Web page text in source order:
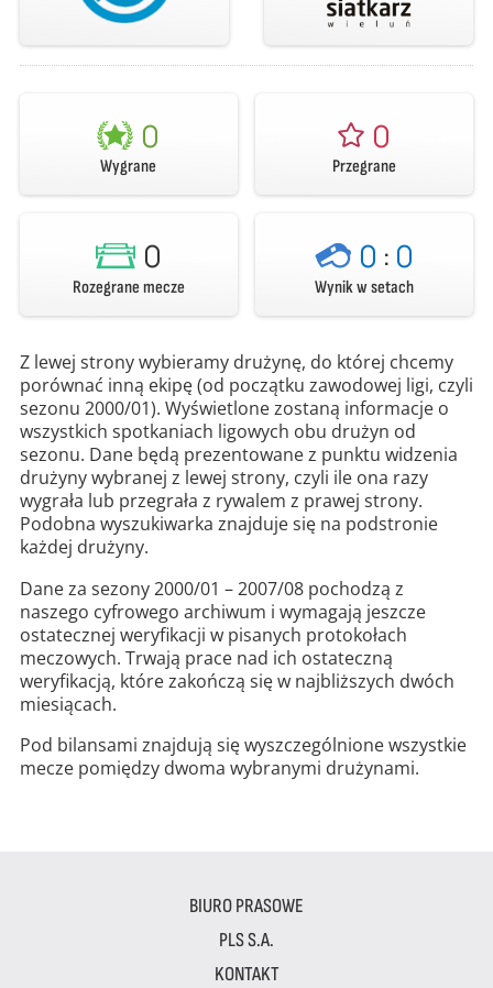
0
Wygrane
0
Przegrane
0
Rozegrane mecze
0 : 0
Wynik w setach
Z lewej strony wybieramy drużynę, do której chcemy
porównać inną ekipę (od początku zawodowej ligi, czyli
sezonu 2000/01). Wyświetlone zostaną informacje o
wszystkich spotkaniach ligowych obu drużyn od
sezonu. Dane będą prezentowane z punktu widzenia
drużyny wybranej z lewej strony, czyli ile ona razy
wygrała lub przegrała z rywalem z prawej strony.
Podobna wyszukiwarka znajduje się na podstronie
każdej drużyny.
Dane za sezony 2000/01 – 2007/08 pochodzą z
naszego cyfrowego archiwum i wymagają jeszcze
ostatecznej weryfikacji w pisanych protokołach
meczowych. Trwają prace nad ich ostateczną
weryfikacją, które zakończą się w najbliższych dwóch
miesiącach.
Pod bilansami znajdują się wyszczególnione wszystkie
mecze pomiędzy dwoma wybranymi drużynami.
BIURO PRASOWE
PLS S.A.
KONTAKT